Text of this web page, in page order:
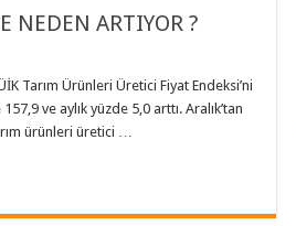
NEDEN ARTIYOR ?
Tarım Ürünleri Üretici Fiyat Endeksi’ni
ve aylık yüzde 5,0 arttı. Aralık’tan
ürünleri üretici …